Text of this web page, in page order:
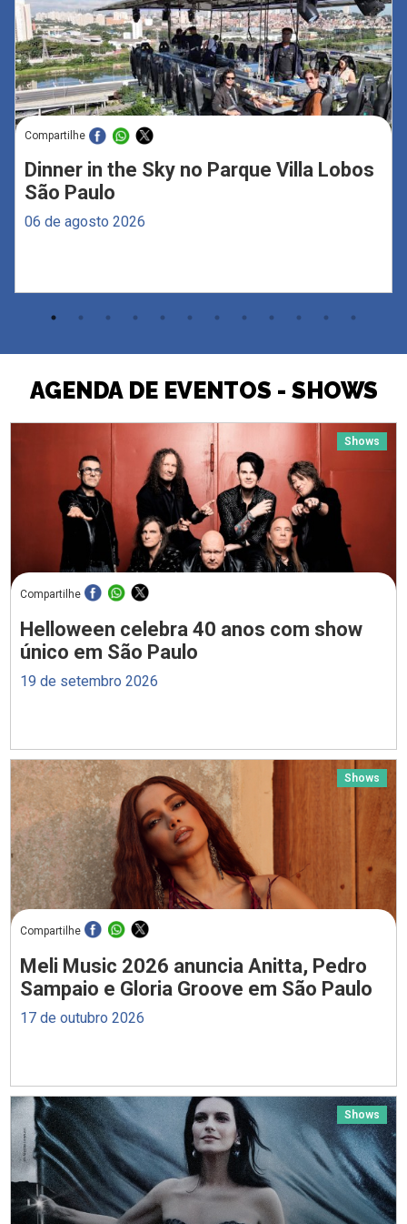
Compartilhe
Dinner in the Sky no Parque Villa Lobos
São Paulo
06 de agosto 2026
AGENDA DE EVENTOS - SHOWS
Shows
Compartilhe
Helloween celebra 40 anos com show
único em São Paulo
19 de setembro 2026
Shows
Compartilhe
Meli Music 2026 anuncia Anitta, Pedro
Sampaio e Gloria Groove em São Paulo
17 de outubro 2026
Shows